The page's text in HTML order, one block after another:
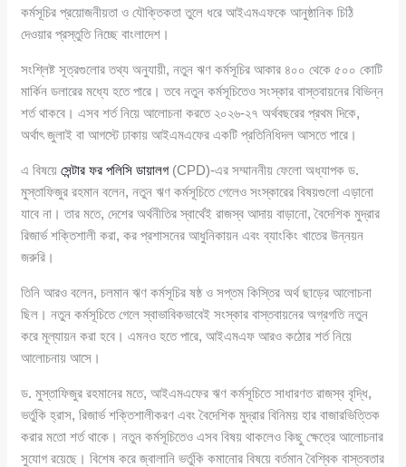
কর্মসূচির প্রয়োজনীয়তা ও যৌক্তিকতা তুলে ধরে আইএমএফকে আনুষ্ঠানিক চিঠি
দেওয়ার প্রস্তুতি নিচ্ছে বাংলাদেশ।
সংশ্লিষ্ট সূত্রগুলোর তথ্য অনুযায়ী, নতুন ঋণ কর্মসূচির আকার ৪০০ থেকে ৫০০ কোটি
মার্কিন ডলারের মধ্যে হতে পারে। তবে নতুন কর্মসূচিতেও সংস্কার বাস্তবায়নের বিভিন্ন
শর্ত থাকবে। এসব শর্ত নিয়ে আলোচনা করতে ২০২৬-২৭ অর্থবছরের প্রথম দিকে,
অর্থাৎ জুলাই বা আগস্টে ঢাকায় আইএমএফের একটি প্রতিনিধিদল আসতে পারে।
এ বিষয়েসেন্টার ফর পলিসি ডায়ালগ (CPD)-এর সম্মাননীয় ফেলো অধ্যাপক ড.
মুস্তাফিজুর রহমান বলেন, নতুন ঋণ কর্মসূচিতে গেলেও সংস্কারের বিষয়গুলো এড়ানো
যাবে না। তার মতে, দেশের অর্থনীতির স্বার্থেই রাজস্ব আদায় বাড়ানো, বৈদেশিক মুদ্রার
রিজার্ভ শক্তিশালী করা, কর প্রশাসনের আধুনিকায়ন এবং ব্যাংকিং খাতের উন্নয়ন
জরুরি।
তিনি আরও বলেন, চলমান ঋণ কর্মসূচির ষষ্ঠ ও সপ্তম কিস্তির অর্থ ছাড়ের আলোচনা
ছিল। নতুন কর্মসূচিতে গেলে স্বাভাবিকভাবেই সংস্কার বাস্তবায়নের অগ্রগতি নতুন
করে মূল্যায়ন করা হবে। এমনও হতে পারে, আইএমএফ আরও কঠোর শর্ত নিয়ে
আলোচনায় আসে।
ড. মুস্তাফিজুর রহমানের মতে, আইএমএফের ঋণ কর্মসূচিতে সাধারণত রাজস্ব বৃদ্ধি,
ভর্তুকি হ্রাস, রিজার্ভ শক্তিশালীকরণ এবং বৈদেশিক মুদ্রার বিনিময় হার বাজারভিত্তিক
করার মতো শর্ত থাকে। নতুন কর্মসূচিতেও এসব বিষয় থাকলেও কিছু ক্ষেত্রে আলোচনার
সুযোগ রয়েছে। বিশেষ করে জ্বালানি ভর্তুকি কমানোর বিষয়ে বর্তমান বৈশ্বিক বাস্তবতার